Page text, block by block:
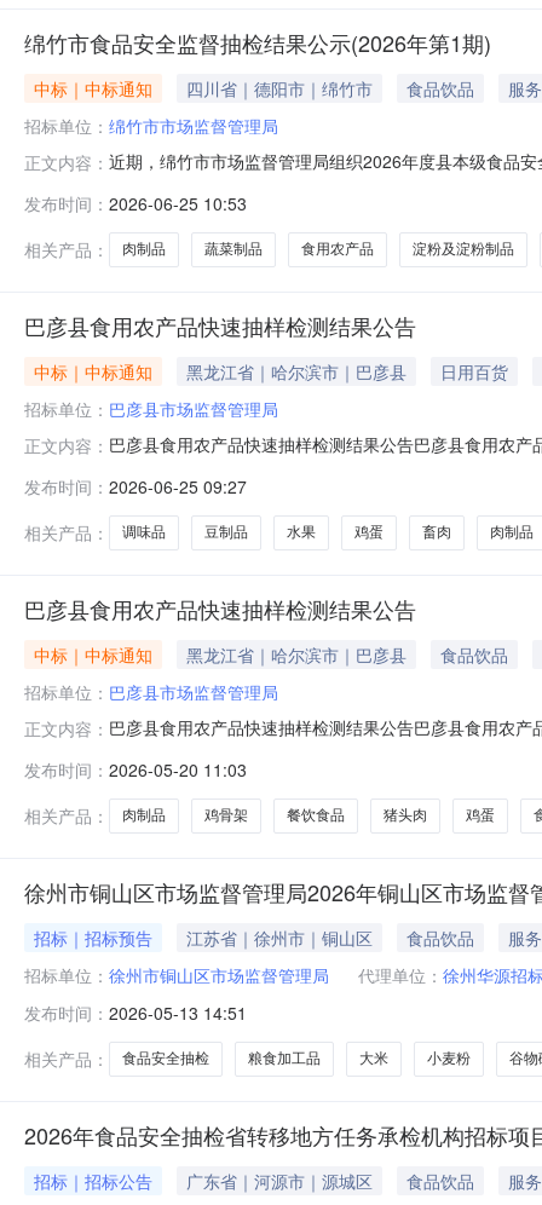
绵竹市食品安全监督抽检结果公示(2026年第1期)
中标｜中标通知 四川省｜德阳市｜绵竹市 食品饮品
服务
招标单位： 绵竹市市场监督管理局
正文内容： 近期，绵竹市市场监督管理局组织2026年度县本级食品
计244批次样品，检出7批次样品不合格。发现的主要问
量等。现将监督抽检食品具体情况通告
发布时间： 2026-06-25 10:53
相关产品：
肉制品 蔬菜制品 食用农产品 淀粉及淀粉制品
巴彦县食用农产品快速抽样检测结果公告
中标｜中标通知 黑龙江省｜哈尔滨市｜巴彦县
日用百货
招标单位： 巴彦县市场监督管理局
正文内容： 巴彦县食用农产品快速抽样检测结果公告巴彦县食用农
味品、畜肉、粮食加工品、鸡蛋、餐饮食品、肉制品、
伦特罗、粮食果蔬中铅、粮食果蔬中镉、
发布时间： 2026-06-25 09:27
相关产品：
调味品 豆制品 水果 鸡蛋 畜肉 肉制品
巴彦县食用农产品快速抽样检测结果公告
中标｜中标通知 黑龙江省｜哈尔滨市｜巴彦县
食品饮品
招标单位： 巴彦县市场监督管理局
正文内容： 巴彦县食用农产品快速抽样检测结果公告巴彦县食用农
菜、糕点、食用油油脂及其制品、鸡蛋、调味品、餐饮
克百威、百菌清、甜蜜素、硼砂、糖精钠
发布时间： 2026-05-20 11:03
相关产品：
肉制品 鸡骨架 餐饮食品 猪头肉 鸡蛋
徐州市铜山区市场监督管理局2026年铜山区市场监
招标｜招标预告 江苏省｜徐州市｜铜山区 食品饮品
服务
招标单位： 徐州市铜山区市场监督管理局 代理单位： 徐州华源招
发布时间： 2026-05-13 14:51
相关产品：
食品安全抽检 粮食加工品 大米 小麦粉 谷物
2026年食品安全抽检省转移地方任务承检机构招标项
招标｜招标公告 广东省｜河源市｜源城区 食品饮品
服务